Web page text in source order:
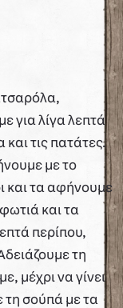
για λίγα λεπτά
και τις πατάτες.
με το
και τα αφήνουμε
και τα
περίπου,
τη
μέχρι να γίνει
τη σούπά με τα